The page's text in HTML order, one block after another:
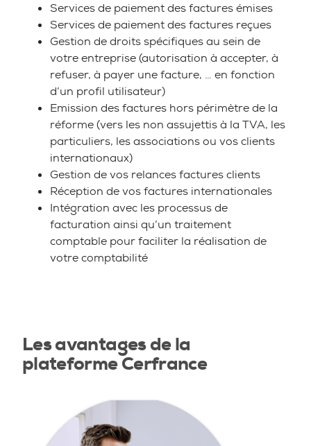
Services de paiement des factures émises
Services de paiement des factures reçues
Gestion de droits spécifiques au sein de
votre entreprise (autorisation à accepter, à
refuser, à payer une facture, … en fonction
d’un profil utilisateur)
Emission des factures hors périmètre de la
réforme (vers les non assujettis à la TVA, les
particuliers, les associations ou vos clients
internationaux)
Gestion de vos relances factures clients
Réception de vos factures internationales
Intégration avec les processus de
facturation ainsi qu’un traitement
comptable pour faciliter la réalisation de
votre comptabilité
Les avantages de la
plateforme Cerfrance